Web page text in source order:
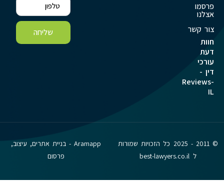
פרסמו
אצלנו
צור קשר
חוות
דעת
עורכי
דין -
Reviews-
IL
שליחה
© 2011 - 2025 כל הזכויות שמורות
ל best-lawyers.co.il
Aramapp - בניית אתרים, עיצוב,
פרסום